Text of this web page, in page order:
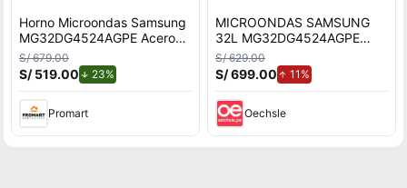
Horno Microondas Samsung
MG32DG4524AGPE Acero
Inoxidable Grill 32L Negro
S/ 679.00
S/ 519.00 23%
Promart
MICROONDAS SAMSUNG
32L MG32DG4524AGPE
CHEF CON DORADOR
S/ 629.00
S/ 699.00 11%de aumento.
Oechsle